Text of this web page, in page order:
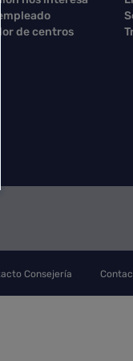
de centros
Consejería